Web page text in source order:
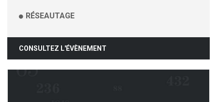
RÉSEAUTAGE
CONSULTEZ L'ÉVÈNEMENT